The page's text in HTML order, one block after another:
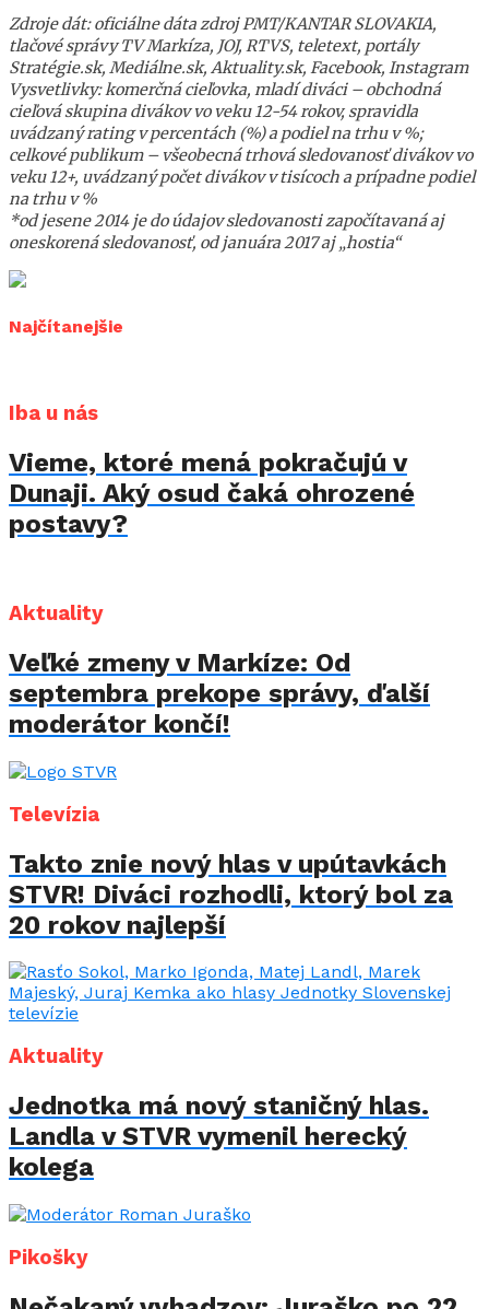
Zdroje dát: oficiálne dáta zdroj PMT/KANTAR SLOVAKIA,
tlačové správy TV Markíza, JOJ, RTVS, teletext, portály
Stratégie.sk, Mediálne.sk, Aktuality.sk, Facebook, Instagram
Vysvetlivky: komerčná cieľovka, mladí diváci – obchodná
cieľová skupina divákov vo veku 12-54 rokov, spravidla
uvádzaný rating v percentách (%) a podiel na trhu v %;
celkové publikum – všeobecná trhová sledovanosť divákov vo
veku 12+, uvádzaný počet divákov v tisícoch a prípadne podiel
na trhu v %
*od jesene 2014 je do údajov sledovanosti započítavaná aj
oneskorená sledovanosť, od januára 2017 aj „hostia“
Najčítanejšie
Iba u nás
Vieme, ktoré mená pokračujú v
Dunaji. Aký osud čaká ohrozené
postavy?
Aktuality
Veľké zmeny v Markíze: Od
septembra prekope správy, ďalší
moderátor končí!
Televízia
Takto znie nový hlas v upútavkách
STVR! Diváci rozhodli, ktorý bol za
20 rokov najlepší
Aktuality
Jednotka má nový staničný hlas.
Landla v STVR vymenil herecký
kolega
Pikošky